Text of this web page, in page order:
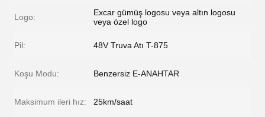
Logo:
Excar gümüş logosu veya altın logosu
veya özel logo
Pil: 48V Truva Atı T-875
Koşu Modu: Benzersiz E-ANAHTAR
Maksimum ileri hız: 25km/saat